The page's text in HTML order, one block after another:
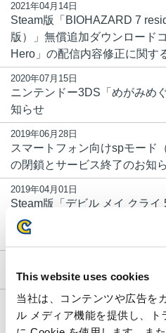
This website uses cookies
当社は、コンテンツや広告を
ル メディア機能を提供し、
2021年04月14日
Steam版「BIOHAZARD 7
版）」無償追加ダウンロード
Hero」の配信内容修正に関す
2020年07月15日
ニンテンドー3DS「めがみめ
知らせ
2019年06月28日
スマートフォン向けspモード
の閉鎖とサービス終了のお知
2019年04月01日
Steam版「デビル メイ クライ
ーションがクラッシュする現
日更新）
フィーチャーフォン用サポー
2018年10月18日
「モンスターハンターダブル